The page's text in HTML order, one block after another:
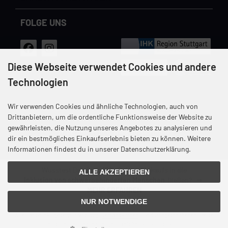
FOLGE UNS
Versandkosten Datenschutz Unsere AGB
Impressum
Widerrufsrecht & Widerrufsformular
Wusstest Du, dass 12% Deines Einkaufs in die
MEHR ERFAHREN
Diese Webseite verwendet Cookies und andere
Technologien
Wir verwenden Cookies und ähnliche Technologien, auch von
Drittanbietern, um die ordentliche Funktionsweise der Website zu
gewährleisten, die Nutzung unseres Angebotes zu analysieren und
dir ein bestmögliches Einkaufserlebnis bieten zu können. Weitere
Informationen findest du in unserer Datenschutzerklärung.
ALLE AKZEPTIEREN
NUR NOTWENDIGE